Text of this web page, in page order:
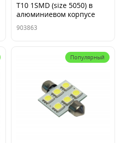
T10 1SMD (size 5050) в
алюминиевом корпусе
W2,1x9,5d (WHITE) 12V
903863
Популярный